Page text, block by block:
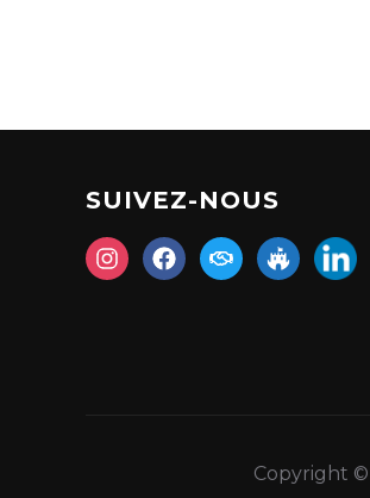
SUIVEZ-NOUS
Copyright